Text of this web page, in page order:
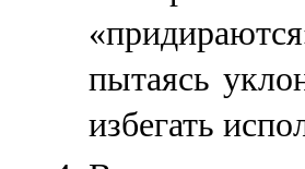
пытаясь
избегать